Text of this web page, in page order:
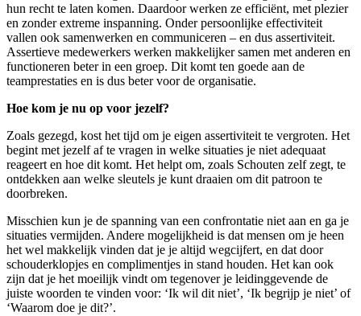
hun recht te laten komen. Daardoor werken ze efficiënt, met plezier
en zonder extreme inspanning. Onder persoonlijke effectiviteit
vallen ook samenwerken en communiceren – en dus assertiviteit.
Assertieve medewerkers werken makkelijker samen met anderen en
functioneren beter in een groep. Dit komt ten goede aan de
teamprestaties en is dus beter voor de organisatie.
Hoe kom je nu op voor jezelf?
Zoals gezegd, kost het tijd om je eigen assertiviteit te vergroten. Het
begint met jezelf af te vragen in welke situaties je niet adequaat
reageert en hoe dit komt. Het helpt om, zoals Schouten zelf zegt, te
ontdekken aan welke sleutels je kunt draaien om dit patroon te
doorbreken.
Misschien kun je de spanning van een confrontatie niet aan en ga je
situaties vermijden. Andere mogelijkheid is dat mensen om je heen
het wel makkelijk vinden dat je je altijd wegcijfert, en dat door
schouderklopjes en complimentjes in stand houden. Het kan ook
zijn dat je het moeilijk vindt om tegenover je leidinggevende de
juiste woorden te vinden voor: ‘Ik wil dit niet’, ‘Ik begrijp je niet’ of
‘Waarom doe je dit?’.